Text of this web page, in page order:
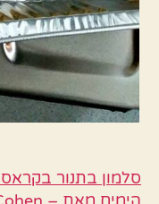
סלמון בתנור